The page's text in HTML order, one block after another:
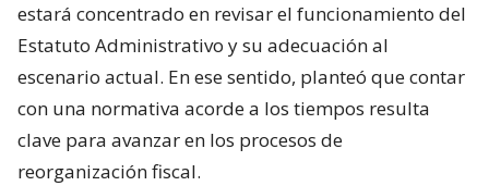
estará concentrado en revisar el funcionamiento del
Estatuto Administrativo y su adecuación al
escenario actual. En ese sentido, planteó que contar
con una normativa acorde a los tiempos resulta
clave para avanzar en los procesos de
reorganización fiscal.